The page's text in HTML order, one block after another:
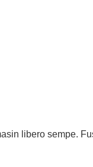
libero sempe.